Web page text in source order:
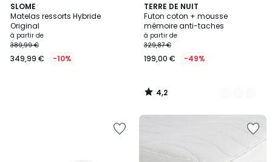
SLOME
Matelas ressorts Hybride
Original
à partir de
389,99 €
349,99 € -10%
TERRE DE NUIT
Futon coton + mousse
mémoire anti-taches
à partir de
329,87 €
199,00 € -49%
4,2
/ 5
7
Couleurs
4,2
/